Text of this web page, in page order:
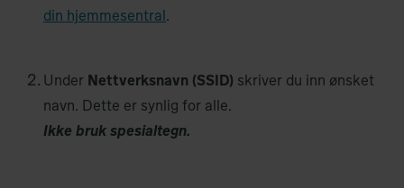
din hjemmesentral.
Under Nettverksnavn (SSID) skriver du inn ønsket
navn. Dette er synlig for alle.
Ikke bruk spesialtegn.